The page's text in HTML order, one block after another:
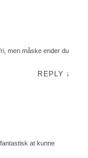
men måske ender du
REPLY ↓
at kunne